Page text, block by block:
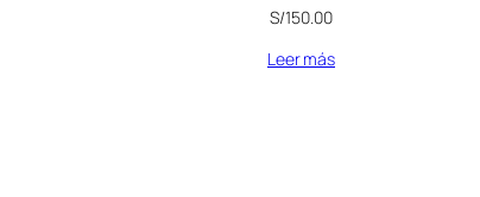
S/150.00
Leer más